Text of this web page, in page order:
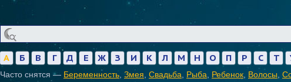
А Б В Г Д Е Ж З И К Л М Н О П Р С Т
Часто снятся — Беременность Змея Свадьба Рыба Ребенок Волосы